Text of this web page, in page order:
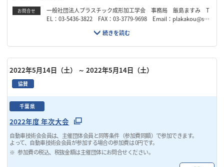
お問合せ
一般社団法人プラスチック成形加工学会 事務局 飯島ますみ T
EL：03-5436-3822 FAX：03-3779-9698 Email：plakakou@san
2022年5月14日（土） ～ 2022年5月14日（土）
協賛
千葉県
2022年度 年次大会
自動車技術会会員は、主催団体会員と同等条件（参加費同額）で参加できます。
よって、自動車技術会会員が参加する場合の参加費は 0円です。
参加費の税込、税抜金額は主催団体にお問合せください。